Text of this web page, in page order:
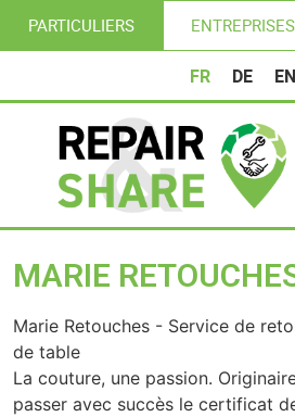
PARTICULIERS ENTREPRISES
FR DE EN
MARIE
Marie Retouches - Service de
de table
La couture, une passion.
passer avec succès le certificat